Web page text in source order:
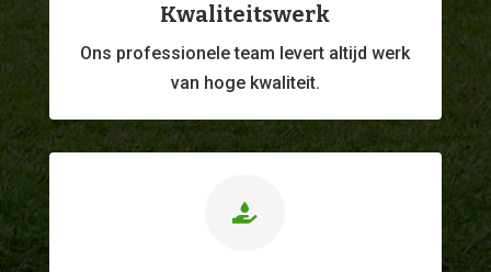
Kwaliteitswerk
Ons professioneleteam levert altijd werk
van hoge kwaliteit.
